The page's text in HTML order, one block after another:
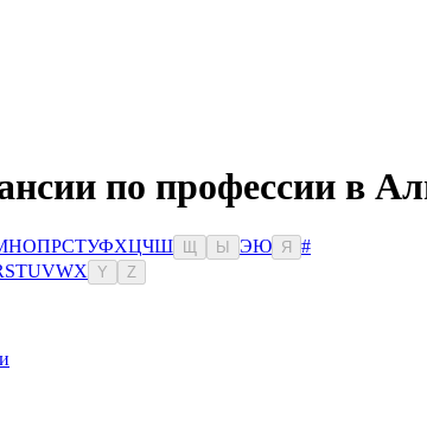
по профессии в
НОПРСТУФХЦЧШ Ы ЭЮ Я
#
STUVWX Y Z